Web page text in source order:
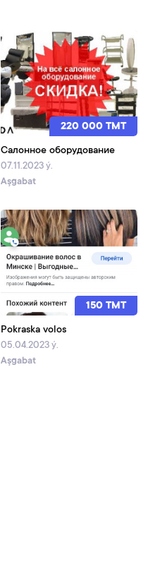
220 000 TMT
Салонное оборудование
07.11.2023 ý.
Aşgabat
150 TMT
Pokraska volos
05.04.2023 ý.
Aşgabat